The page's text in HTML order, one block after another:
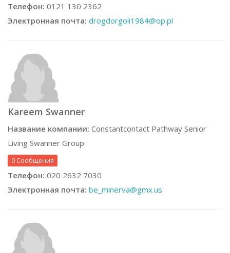
Телефон: 0121 130 2362
Электронная почта: drogdorgoli1984@op.pl
Kareem Swanner
Название компании: Constantcontact Pathway Senior
Living Swanner Group
0 Сообщения
Телефон: 020 2632 7030
Электронная почта: be_minerva@gmx.us